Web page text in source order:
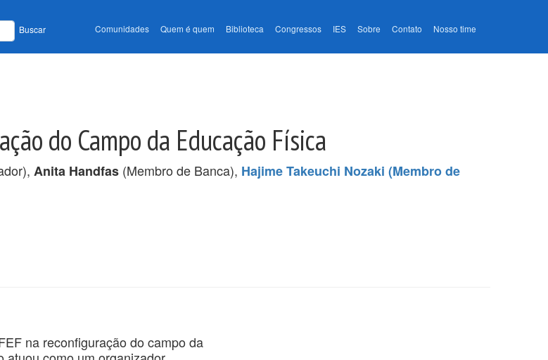
Buscar Comunidades Quem é quem Biblioteca Congressos IES Sobre Contato Nosso time
do Campo da Educação Física
Anita Handfas (Membro de Banca), Hajime Takeuchi Nozaki (Membro de
na reconfiguração do campo da